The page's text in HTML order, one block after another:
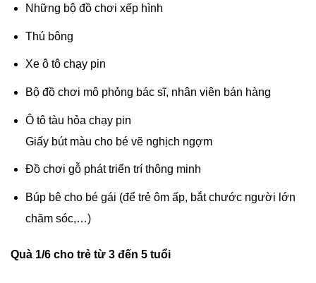
Những bộ đồ chơi xếp hình
Thú bông
Xe ô tô chạy pin
Bộ đồ chơi mô phỏng bác sĩ, nhân viên bán hàng
Ô tô tàu hỏa chạy pin
Giấy bút màu cho bé vẽ nghịch ngợm
Đồ chơi gỗ phát triển trí thông minh
Búp bê cho bé gái (để trẻ ôm ấp, bắt chước người lớn
chăm sóc,…)
Quà 1/6 cho trẻ từ 3 đến 5 tuổi